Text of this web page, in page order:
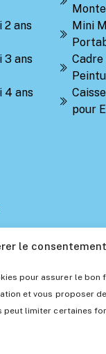
le consentement
pour assurer le bon
et vous proposer
peut limiter certaines
2 ans
3 ans
4 ans
Mini
pour
de vente
des cookies